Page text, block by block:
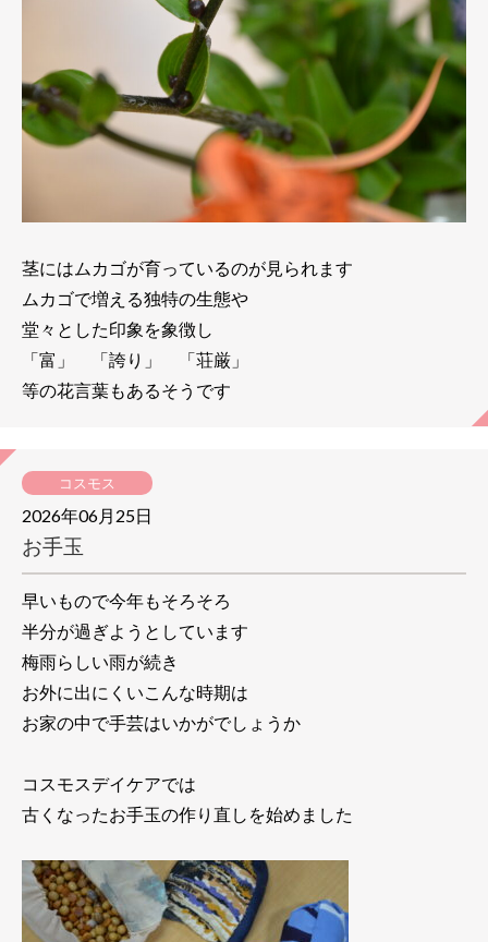
茎にはムカゴが育っているのが見られます
ムカゴで増える独特の生態や
堂々とした印象を象徴し
「富」 「誇り」 「荘厳」
等の花言葉もあるそうです
コスモス
2026年06月25日
お手玉
早いもので今年もそろそろ
半分が過ぎようとしています
梅雨らしい雨が続き
お外に出にくいこんな時期は
お家の中で手芸はいかがでしょうか
コスモスデイケアでは
古くなったお手玉の作り直しを始めました